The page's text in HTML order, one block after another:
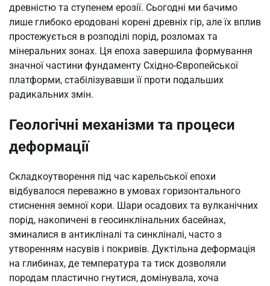
древністю та ступенем ерозії. Сьогодні ми бачимо
лише глибоко еродовані корені древніх гір, але їх вплив
простежується в розподілі порід, розломах та
мінеральних зонах. Ця епоха завершила формування
значної частини фундаменту Східно-Європейської
платформи, стабілізувавши її проти подальших
радикальних змін.
Геологічні механізми та процеси
деформації
Складкоутворення під час карельської епохи
відбувалося переважно в умовах горизонтального
стиснення земної кори. Шари осадових та вулканічних
порід, накопичені в геосинклінальних басейнах,
зминалися в антикліналі та синкліналі, часто з
утворенням насувів і покривів. Дуктільна деформація
на глибинах, де температура та тиск дозволяли
породам пластично гнутися, домінувала, хоча